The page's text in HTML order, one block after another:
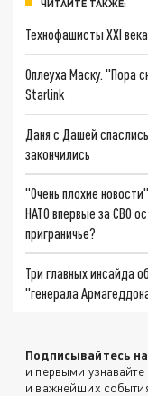
ЧИТАЙТЕ ТАКЖЕ:
Технофашисты XXI века
Оплеуха Маску. "Пора
Starlink
Даня с Дашей
закончились
"Очень плохие
НАТО впервые за СВО
приграничье?
Три главных инсайда
"генерала
Подписывайтесь
и первыми узнавайте
и важнейших